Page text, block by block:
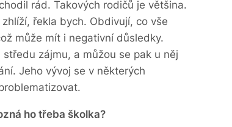
rád. Takových rodičů je většina.
řekla bych. Obdivují, co vše
může mít i negativní důsledky.
zájmu, a můžou se pak u něj
Jeho vývoj se v některých
ho třeba školka?